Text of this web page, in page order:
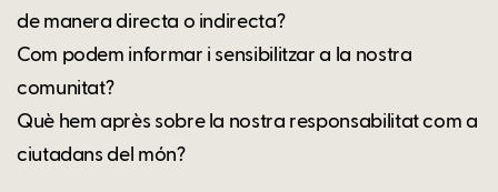
de manera directa o indirecta?
Com podem informar i sensibilitzar a la nostra
comunitat?
Què hem après sobre la nostra responsabilitat com a
ciutadans del món?